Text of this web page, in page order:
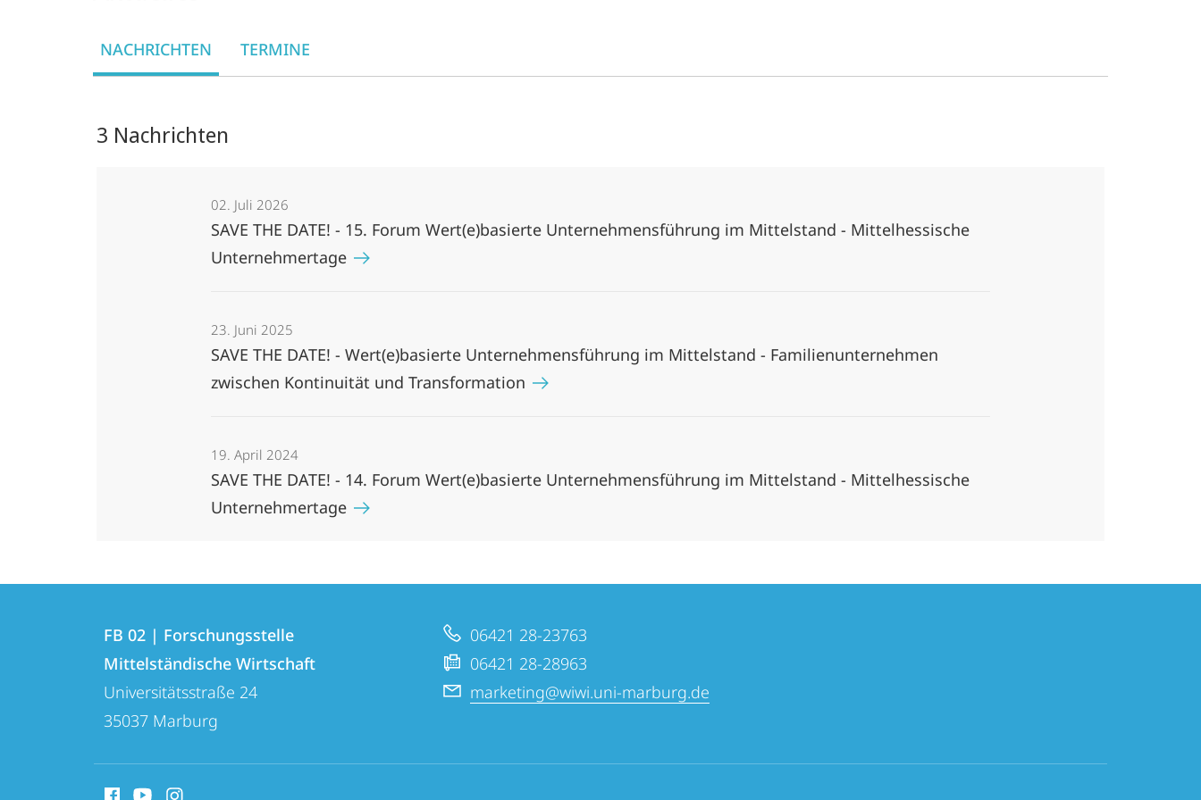
NACHRICHTEN TERMINE
3 Nachrichten
02. Juli 2026
SAVE THE DATE! - 15. Forum Wert(e)basierte Unternehmensführung im Mittelstand - Mittelhessische
Unternehmertage
23. Juni 2025
SAVE THE DATE! - Wert(e)basierte Unternehmensführung im Mittelstand - Familienunternehmen
zwischen Kontinuität und Transformation
19. April 2024
SAVE THE DATE! - 14. Forum Wert(e)basierte Unternehmensführung im Mittelstand - Mittelhessische
Unternehmertage
Informationen
Kontaktinformationen
FB
02
|
Forschungsstelle
Mittelständische
FB 02 | Forschungsstelle
Mittelständische Wirtschaft
Universitätsstraße 24
35037 Marburg
06421 28-23763
06421 28-28963
marketing@wiwi.uni-marburg.de